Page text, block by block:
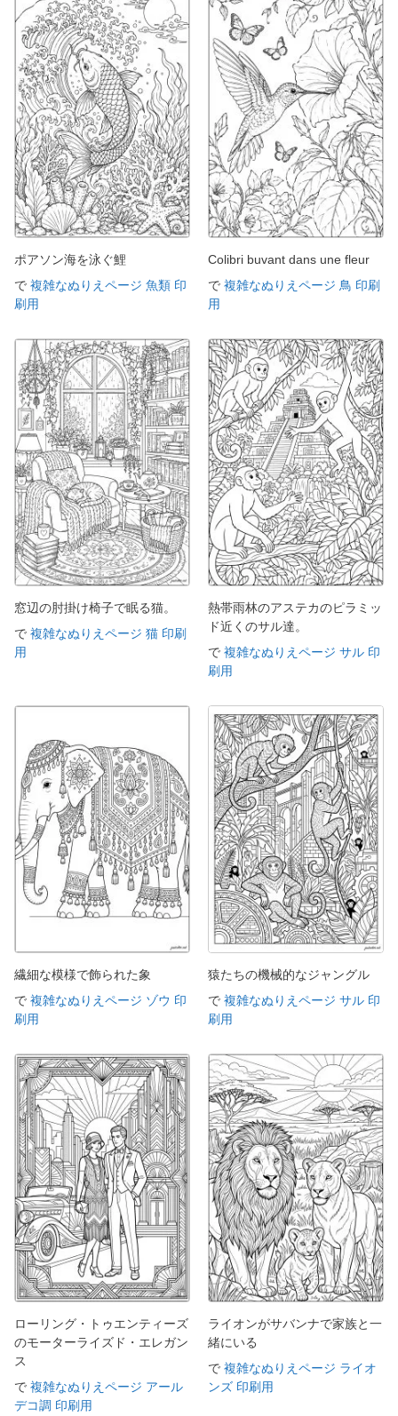
ポアソン海を泳ぐ鯉
で 複雑なぬりえページ 魚類 印
刷用
Colibri buvant dans une fleur
で 複雑なぬりえページ 鳥 印刷
用
窓辺の肘掛け椅子で眠る猫。
で 複雑なぬりえページ 猫 印刷
用
熱帯雨林のアステカのピラミッ
ド近くのサル達。
で 複雑なぬりえページ サル 印
刷用
繊細な模様で飾られた象
で 複雑なぬりえページ ゾウ 印
刷用
猿たちの機械的なジャングル
で 複雑なぬりえページ サル 印
刷用
ローリング・トゥエンティーズ
のモーターライズド・エレガン
ス
で 複雑なぬりえページ アール
デコ調 印刷用
ライオンがサバンナで家族と一
緒にいる
で 複雑なぬりえページ ライオ
ンズ 印刷用